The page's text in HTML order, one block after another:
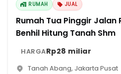
RUMAH JUAL
Rumah Tua Pinggir
Benhil Hitung Tanah Shm
HARGARp28 miliar
Tanah Abang, Jakarta Pusat